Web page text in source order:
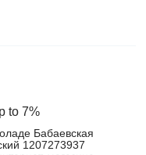
to 7%
Бабаевская
1207273937